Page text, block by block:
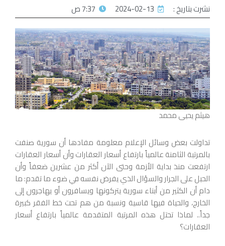
نشرت بتاريخ : 2024-02-13 7:37 ص
هيثم يحيى محمد
تداولت بعض وسائل الإعلام معلومة مفادها أن سورية صنفت
بالمرتبة الثامنة عالمياً بارتفاع أسعار العقارات وأن أسعار العقارات
ارتفعت منذ بداية الأزمة وحتى الآن أكثر من عشرين ضعفاً وأن
الحبل على الجرار والسؤال الذي يفرض نفسه في ضوء ما تقدم: ما
دام أن الكثير من أبناء سورية يتركونها ويسافرون أو يهاجرون إلى
الخارج، والحياة فيها قاسية ونسبة من هم تحت خط الفقر كبيرة
جداً.. لماذا تحتل هذه المرتبة المتقدمة عالمياً بارتفاع أسعار
العقارات؟